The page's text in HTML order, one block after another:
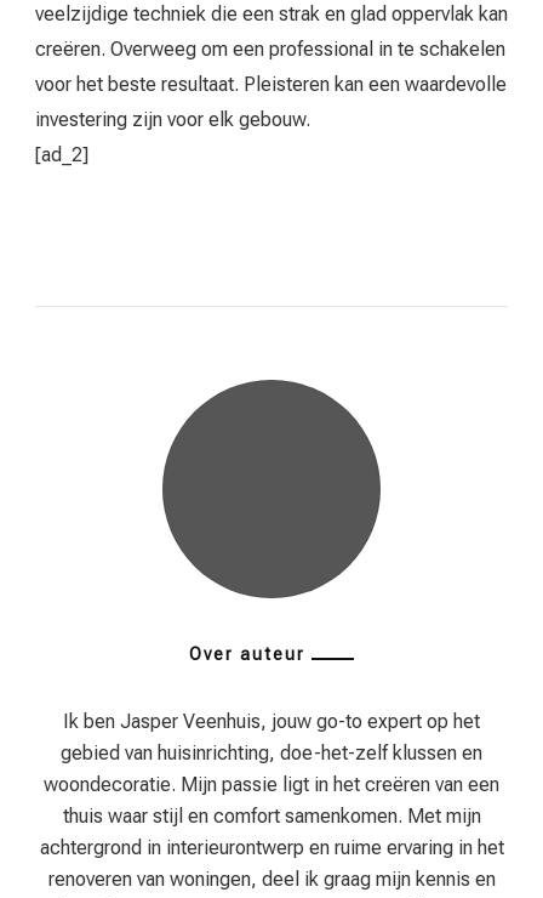
veelzijdige techniek die een strak en glad oppervlak kan
creëren. Overweeg om een professional in te schakelen
voor het beste resultaat. Pleisteren kan een waardevolle
investering zijn voor elk gebouw.
[ad_2]
Over auteur
Ik ben Jasper Veenhuis, jouw go-to expert op het
gebied van huisinrichting, doe-het-zelf klussen en
woondecoratie. Mijn passie ligt in het creëren van een
thuis waar stijl en comfort samenkomen. Met mijn
achtergrond in interieurontwerp en ruime ervaring in het
renoveren van woningen, deel ik graag mijn kennis en